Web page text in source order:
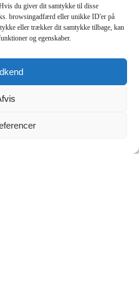
du giver dit samtykke til disse
browsingadfærd eller unikke ID'er på
eller trækker dit samtykke tilbage, kan
og egenskaber.
fragt
alle ordrer
levering